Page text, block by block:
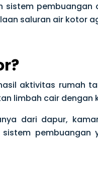
sistem
saluran air kotor
aktivitas rumah
limbah cair
dari dapur,
sistem